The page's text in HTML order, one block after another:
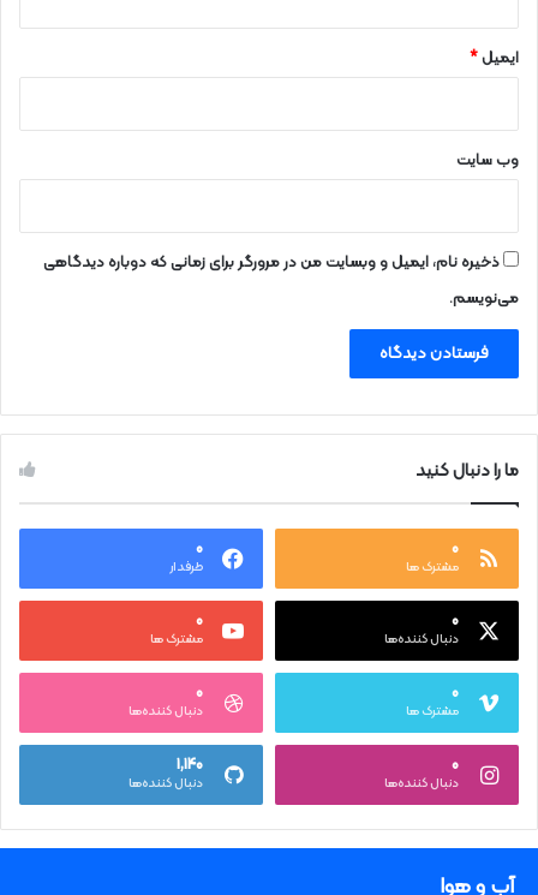
ش
و
ر
س
ت
ایمیل*
وب‌ سایت
ذخیره نام، ایمیل و وبسایت من در مرورگر برای زمانی که دوباره دیدگاهی
می‌نویسم.
ما را دنبال کنید
۰
مشترک ها
۰
طرفدار
۰
دنبال کننده‌ها
۰
مشترک ها
۰
مشترک ها
۰
دنبال کننده‌ها
۰
دنبال کننده‌ها
۱,۱۴۰
دنبال کننده‌ها
آب و هوا